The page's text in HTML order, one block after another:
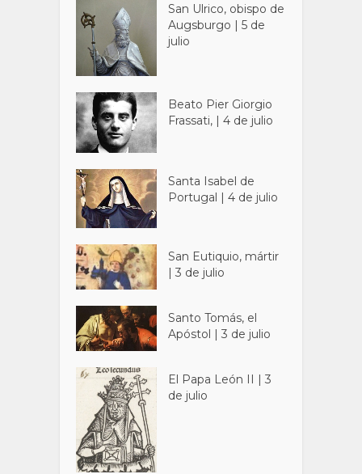
San Ulrico, obispo de
Augsburgo | 5 de
julio
Beato Pier Giorgio
Frassati, | 4 de julio
Santa Isabel de
Portugal | 4 de julio
San Eutiquio, mártir
| 3 de julio
Santo Tomás, el
Apóstol | 3 de julio
El Papa León II | 3
de julio